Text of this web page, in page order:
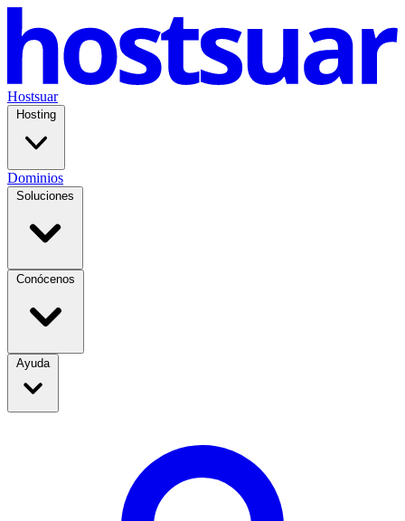
Hostsuar
Hosting
Dominios
Soluciones
Conócenos
Ayuda